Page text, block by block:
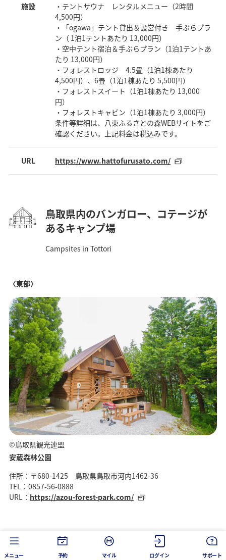
施設
・テントサウナ レンタルメニュー（2時間
4,500円）
・「ogawa」テント貸出＆設営付き 手ぶらプラ
ン（ 1泊1テントあたり 13,000円）
・空中テント宿泊＆手ぶらプラン（1泊1テントあ
たり 13,000円）
・フォレストロッジ 4.5畳（1泊1棟あたり
4,500円）、6畳（1泊1棟あたり 5,500円）
・フォレストスイート（1泊1棟あたり 13,000
円）
・フォレストキャビン（1泊1棟あたり 3,000円）
条件等詳細は、八東ふるさとの森WEBサイトをご
確認ください。上記料金は税込みです。
URL https://www.hattofurusato.com/
鳥取県内のバンガロー、コテージが
あるキャンプ場
Campsites in Tottori
〈東部〉
©鳥取県観光連盟
安蔵森林公園
住所：〒680-1425 鳥取県鳥取市河内1462-36
TEL：0857-56-0888
URL： https://azou-forest-park.com/
メニュー 予約 マイル ログイン サポート